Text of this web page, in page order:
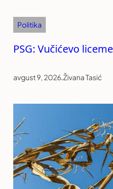
Politika
PSG: Vučićevo
avgust 9, 2026.Živana Tasić